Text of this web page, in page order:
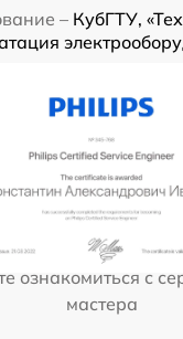
– КубГТУ,
ознакомиться с
мастера